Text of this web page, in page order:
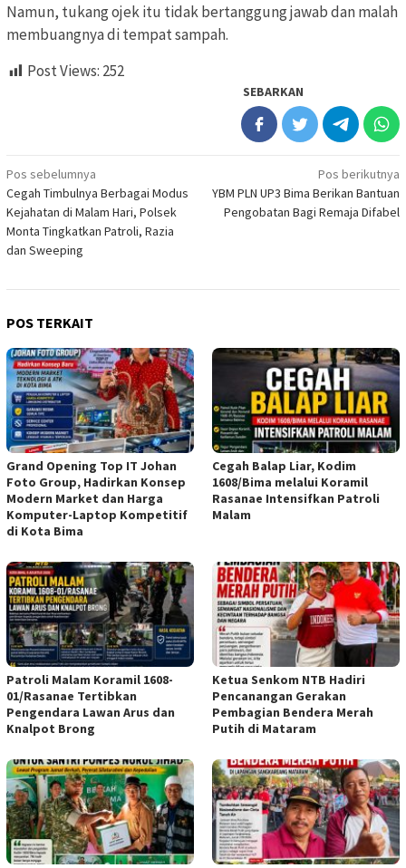
Namun, tukang ojek itu tidak bertanggung jawab dan malah
membuangnya di tempat sampah.
Post Views: 252
SEBARKAN
Navigasi
pos
Pos sebelumnya
Cegah Timbulnya Berbagai Modus
Kejahatan di Malam Hari, Polsek
Monta Tingkatkan Patroli, Razia
dan Sweeping
Pos berikutnya
YBM PLN UP3 Bima Berikan Bantuan
Pengobatan Bagi Remaja Difabel
POS TERKAIT
Grand Opening Top IT Johan
Foto Group, Hadirkan Konsep
Modern Market dan Harga
Komputer-Laptop Kompetitif
di Kota Bima
Cegah Balap Liar, Kodim
1608/Bima melalui Koramil
Rasanae Intensifkan Patroli
Malam
Patroli Malam Koramil 1608-
01/Rasanae Tertibkan
Pengendara Lawan Arus dan
Knalpot Brong
Ketua Senkom NTB Hadiri
Pencanangan Gerakan
Pembagian Bendera Merah
Putih di Mataram